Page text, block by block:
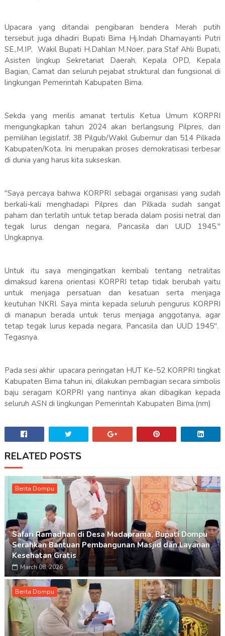
Upacara yang ditandai pengibaran bendera Merah putih
tersebut juga dihadiri Bupati Bima Hj.Indah Dhamayanti Putri
SE.,M.IP, Wakil Bupati H.Dahlan M.Noer, para Staf Ahli Bupati,
Asisten lingkup Sekretariat Daerah, Kepala OPD, Kepala
Bagian, Camat dan seluruh pejabat struktural dan fungsional di
lingkungan Pemerintah Kabupaten Bima.
Sekda yang merilis amanat tertulis Ketua Umum KORPRI
mengungkapkan tahun 2024 akan berlangsung Pilpres, dan
pemilihan legislatif, 38 Pilgub/Wakil Gubernur dan 514 Pilkada
Kabupaten/Kota. Ini merupakan proses demokratisasi terbesar
di dunia yang harus kita sukseskan.
"Saya percaya bahwa KORPRI sebagai organisasi yang sudah
berkali-kali menghadapi Pilpres dan Pilkada sudah sangat
paham dan terlatih untuk tetap berada dalam posisi netral dan
tegak lurus dengan negara, Pancasila dan UUD 1945."
Ungkapnya.
Untuk itu saya mengingatkan kembali tentang netralitas
dimaksud karena orientasi KORPRI tetap tidak berubah yaitu
untuk menjaga persatuan dan kesatuan serta menjaga
keutuhan NKRI. Saya minta kepada seluruh pengurus KORPRI
di manapun berada untuk terus menjaga anggotanya, agar
tetap tegak lurus kepada negara, Pancasila dan UUD 1945".
Tegasnya.
Pada sesi akhir upacara peringatan HUT Ke-52 KORPRI tingkat
Kabupaten Bima tahun ini, dilakukan pembagian secara simbolis
baju seragam KORPRI yang nantinya akan dibagikan kepada
seluruh ASN di lingkungan Pemerintah Kabupaten Bima.(nm)
RELATED POSTS
Berita Dompu
Safari Ramadhan di Desa Madaprama, Bupati Dompu
Serahkan Bantuan Pembangunan Masjid dan Layanan
Kesehatan Gratis
March 08, 2026
Berita Dompu